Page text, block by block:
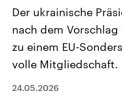
Landtagswahl Sachsen-
2026
Alle Informationen
Sachsen-Anhalt wählt am 6.
Landtag. Seit 2021 wird das
Der ukrainische
nach dem
zu einem EU-
volle Mitgliedschaft.
24.05.2026